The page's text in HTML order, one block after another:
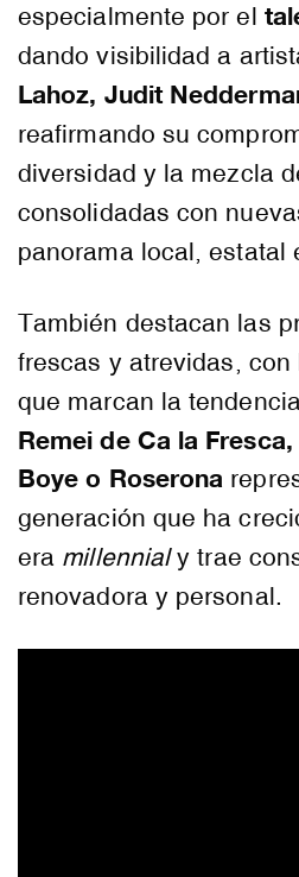
especialmente por el
dando visibilidad a
Lahoz, Judit
reafirmando su
diversidad y la mezcla
consolidadas con
panorama local, estatal
También destacan las
frescas y atrevidas, con
que marcan la
Remei de Ca la
Boye o Roserona
generación que ha
era millennialy trae
renovadora y personal.